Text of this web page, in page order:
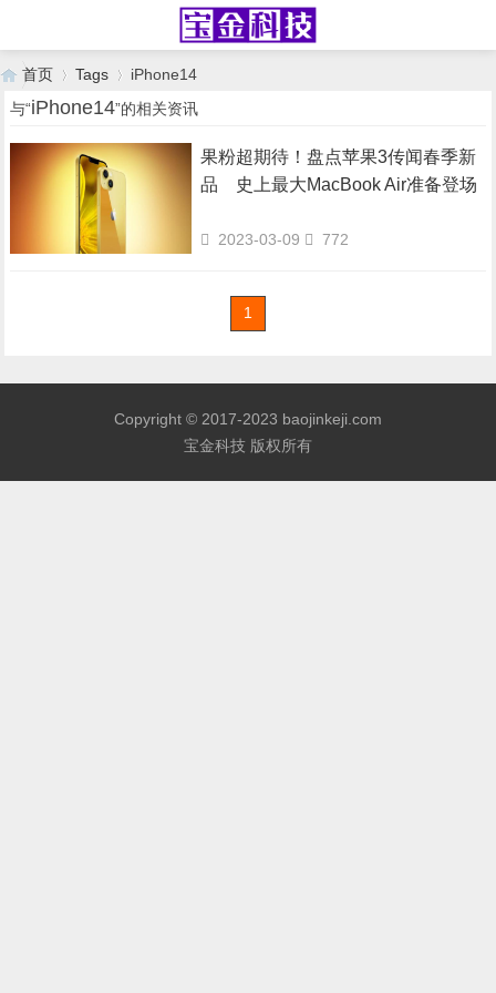
首页
›
Tags
›
iPhone14
与“iPhone14”的相关资讯
果粉超期待！盘点苹果3传闻春季新
品 史上最大MacBook Air准备登场
2023-03-09 772
1
Copyright © 2017-2023 baojinkeji.com
宝金科技 版权所有